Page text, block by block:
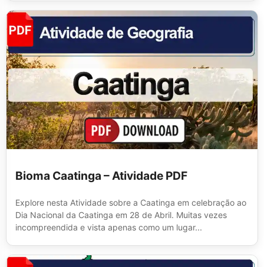
Bioma Caatinga – Atividade PDF
Explore nesta Atividade sobre a Caatinga em celebração ao
Dia Nacional da Caatinga em 28 de Abril. Muitas vezes
incompreendida e vista apenas como um lugar...